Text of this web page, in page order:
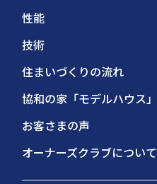
性能
技術
住まいづくりの流れ
協和の家「モデルハウス」
お客さまの声
オーナーズクラブについて